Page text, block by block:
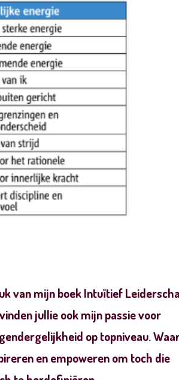
van mijn boek Intuïtief
jullie ook mijn passie voor
op topniveau.
en empoweren om toch die